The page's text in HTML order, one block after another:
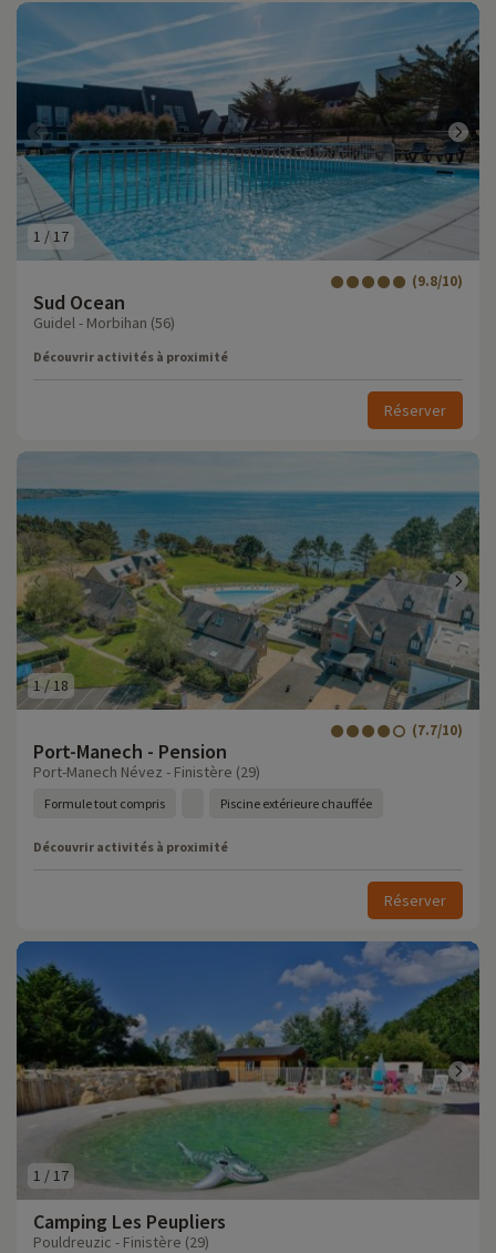
1 /17
Sud Ocean
(9.8/10)
Guidel - Morbihan (56)
Découvrir activités à proximité
Réserver
1 /18
Port-Manech - Pension
(7.7/10)
Port-Manech Névez - Finistère (29)
Formule tout compris Piscine extérieure chauffée
Découvrir activités à proximité
Réserver
1 / 17
Camping Les Peupliers
Pouldreuzic - Finistère (29)